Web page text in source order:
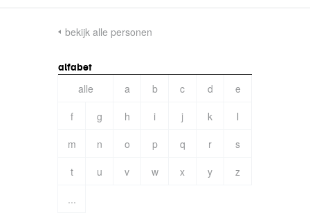
bekijk alle personen
alfabet
alle a b c d
e
f
g h i j k
l
m
n o p q r
s
t
u v w x y
z
...